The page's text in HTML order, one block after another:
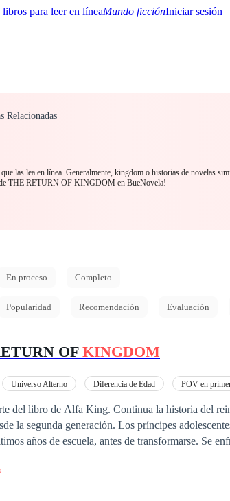
Mundo ficciónIniciar sesión
Relacionadas
las lea en línea. Generalmente, kingdom o historias de novelas
THE RETURN OF KINGDOM en BueNovela!
En proceso Completo
Popularidad Recomendación Evaluación
OF KINGDOM
Universo Alterno Diferencia de Edad POV en
Continua la historia del reino oculto de los hombres lobos, pero ahora
la segunda generación. Los príncipes
años de escuela, antes de transformarse. Se